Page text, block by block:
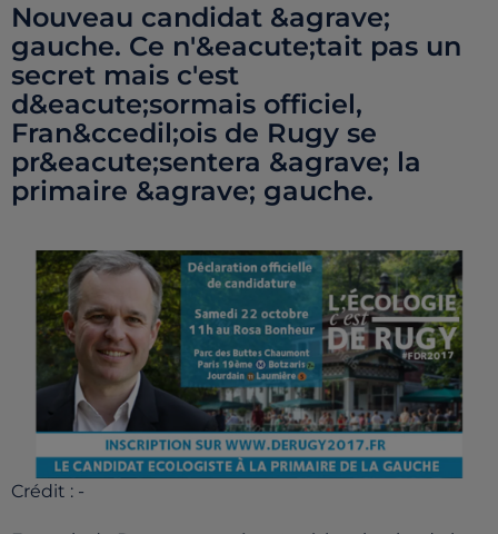
Nouveau candidat &agrave;
gauche. Ce n'&eacute;tait pas un
secret mais c'est
d&eacute;sormais officiel,
Fran&ccedil;ois de Rugy se
pr&eacute;sentera &agrave; la
primaire &agrave; gauche.
Crédit : -